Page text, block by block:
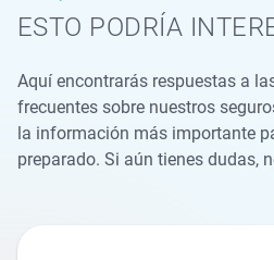
ESTO PODRÍA
Aquí encontrarás respuestas a
frecuentes sobre nuestros
la información más importante
preparado. Si aún tienes dudas,